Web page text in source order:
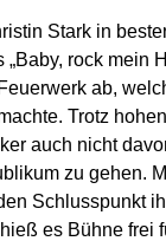
Stark in
rock mein
ab,
Trotz
auch nicht
zu gehen.
Schlusspunkt
es Bühne frei